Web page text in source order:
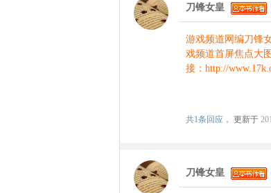
刀锋女皇
游戏频道网编刀锋
戏频道首屏焦点大
接：http://
共1条回应， 更新于
刀锋女皇